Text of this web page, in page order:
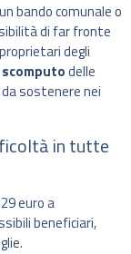
bando comunale o
di far fronte
degli
scomputodelle
sostenere nei
in tutte
euro a
beneficiari,